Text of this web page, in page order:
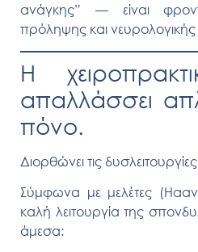
ανάγκης” — είναι
πρόληψης και
Η
απαλλάσσει
πόνο.
Διορθώνει τις
Σύμφωνα με μελέτες
καλή λειτουργία της
άμεσα: